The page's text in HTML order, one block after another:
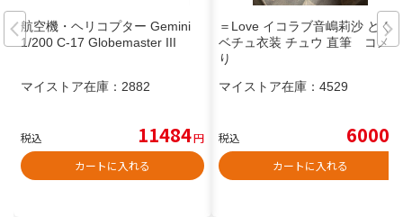
航空機・ヘリコプター Gemini
1/200 C-17 Globemaster III
マイストア在庫： 2882
税込 11484円
カートに入れる
＝Love イコラブ音嶋莉沙 とく
ベチュ衣装 チュウ 直筆 コメあ
り
マイストア在庫： 4529
税込 6000
カートに入れる